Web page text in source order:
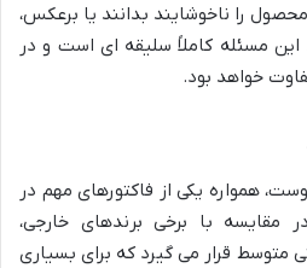
را ناخوشایند بدانند یا برعکس،
این مسئله کاملاً سلیقه ای است و در
خواهد بود.
همواره یکی از فاکتورهای مهم در
با برخی برندهای خارجی،
متوسط قرار می گیرد که برای بسیاری